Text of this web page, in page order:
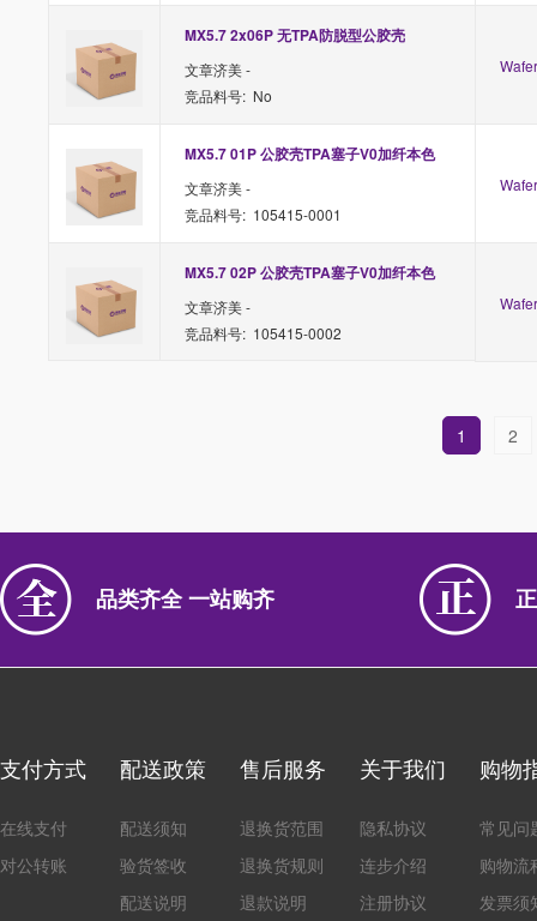
MX5.7 2x06P 无TPA防脱型公胶壳
文章济美 -
竞品料号: No
MX5.7 01P 公胶壳TPA塞子V0加纤本色
文章济美 -
竞品料号: 105415-0001
MX5.7 02P 公胶壳TPA塞子V0加纤本色
文章济美 -
竞品料号: 105415-0002
1 2
品类齐全 一站购齐
支付方式
在线支付
对公转账
配送政策
配送须知
验货签收
配送说明
售后服务
退换货范围
退换货规则
退款说明
关于我们
隐私协议
连步介绍
注册协议
购物
常见问
购物流
发票须